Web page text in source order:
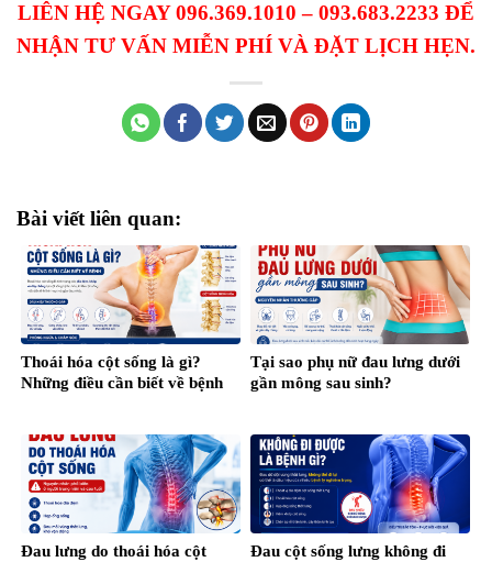
LIÊN HỆ NGAY 096.369.1010 – 093.683.2233 ĐỂ
NHẬN TƯ VẤN MIỄN PHÍ VÀ ĐẶT LỊCH HẸN.
Bài viết liên quan:
Thoái hóa cột sống là gì?
Những điều cần biết về bệnh
Tại sao phụ nữ đau lưng dưới
gần mông sau sinh?
Đau lưng do thoái hóa cột
Đau cột sống lưng không đi